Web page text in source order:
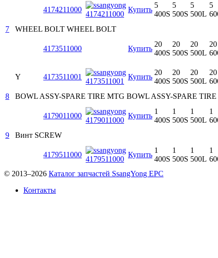
4174211000 Купить
5
400S
5
500S
5
500L
5
7
WHEEL BOLT WHEEL BOLT
4173511000 Купить
20
400S
20
500S
20
500L
20
Y 4173511001 Купить
20
400S
20
500S
20
500L
20
8
BOWL ASSY-SPARE TIRE MTG BOWL ASSY-SPARE
4179011000 Купить
1
400S
1
500S
1
500L
1
9
Винт SCREW
4179511000 Купить
1
400S
1
500S
1
500L
1
© 2013–2026 Каталог запчастей SsangYong EPC
Контакты